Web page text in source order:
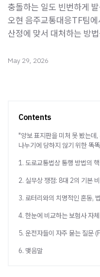
충돌하는 일도 빈번하게
오현 음주교통대응TF팀
산정에 맞서 대처하는 방
May 29, 2026
Contents
"양보 표지판을 미처 못 봤는데
나누기에 당하지 않기 위한 똑
1. 도로교통법상 통행 방법의
2. 실무상 쟁점: 8대 2의 기본
3. 로터리와의 치명적인 혼동,
4. 한눈에 비교하는 보험사 자
5. 운전자들이 자주 묻는 질문
6. 맺음말